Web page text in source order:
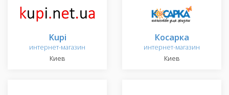
Kupi
интернет-магазин
Киев
Косарка
интернет-магазин
Киев